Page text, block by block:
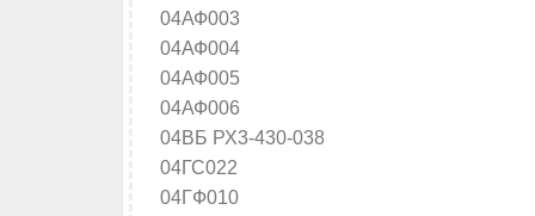
04АФ003
04АФ004
04АФ005
04АФ006
04ВБ РХ3-430-038
04ГС022
04ГФ010